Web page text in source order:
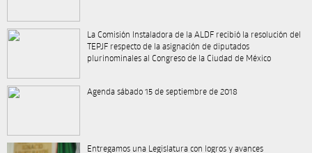
La Comisión Instaladora de la ALDF recibió la resolución del
TEPJF respecto de la asignación de diputados
plurinominales al Congreso de la Ciudad de México
Agenda sábado 15 de septiembre de 2018
Entregamos una Legislatura con logros y avances